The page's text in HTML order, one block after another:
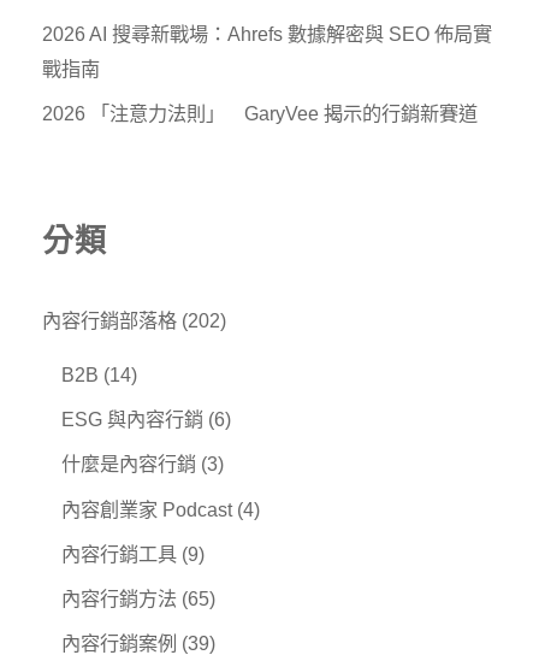
2026 AI 搜尋新戰場：Ahrefs 數據解密與 SEO 佈局實
戰指南
2026 「注意力法則」 GaryVee 揭示的行銷新賽道
分類
內容行銷部落格 (202)
B2B (14)
ESG 與內容行銷 (6)
什麼是內容行銷 (3)
內容創業家 Podcast(4)
內容行銷工具 (9)
內容行銷方法 (65)
內容行銷案例 (39)